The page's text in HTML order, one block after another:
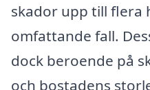
skador upp till flera
omfattande fall.
dock beroende på
och bostadens